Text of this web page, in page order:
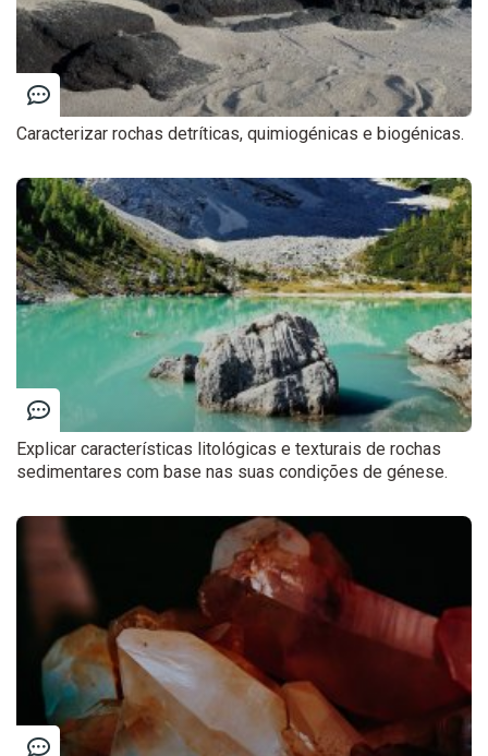
Caracterizar rochas detríticas, quimiogénicas e biogénicas.
Explicar características litológicas e texturais de rochas
sedimentares com base nas suas condições de génese.